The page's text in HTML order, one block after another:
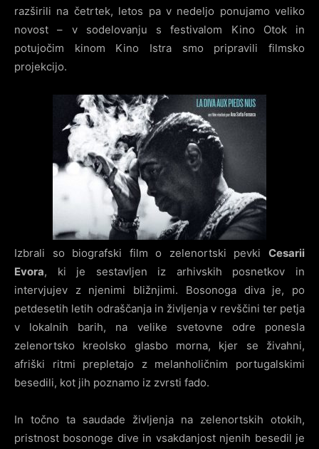
razširili na četrtek, letos pa v nedeljo ponujamo veliko
novost – v sodelovanju s festivalom Kino Otok in
potujočim kinom Kino Istra smo pripravili filmsko
projekcijo.
Izbrali so biografski film o zelenortski pevki Cesarii
Evora, ki je sestavljen iz arhivskih posnetkov in
intervjujev z njenimi bližnjimi. Bosonoga diva je, po
petdesetih letih odraščanja in življenja v revščini ter petja
v lokalnih barih, na velike svetovne odre ponesla
zelenortsko kreolsko glasbo morna, kjer se živahni,
afriški ritmi prepletajo z melanholičnim portugalskimi
besedili, kot jih poznamo iz zvrsti fado.
In točno ta saudade življenja na zelenortskih otokih,
pristnost bosonoge dive in vsakdanjost njenih besedil je